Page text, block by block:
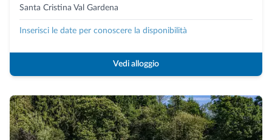
Santa Cristina Val Gardena
Inserisci le date per conoscere la disponibilità
Vedi alloggio